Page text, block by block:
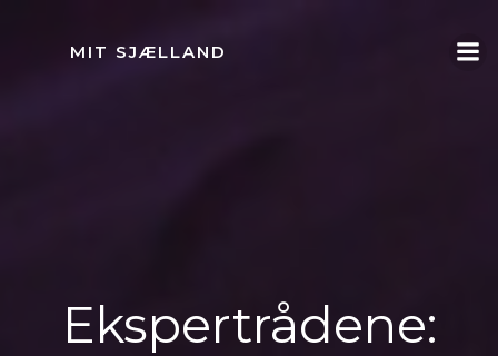
MIT SJÆLLAND
Ekspertrådene: